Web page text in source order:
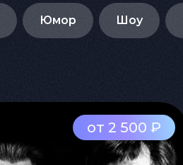
Юмор Шоу
от 2 500 ₽